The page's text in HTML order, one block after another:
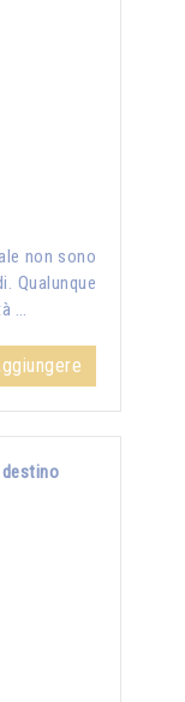
non sono
Qualunque
…
destino